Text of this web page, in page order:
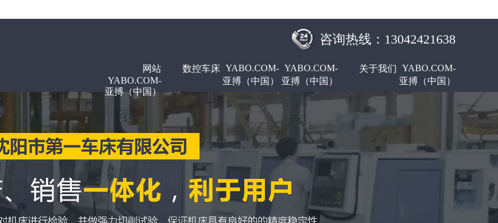
咨询热线：13042421638
网站
YABO.COM-
亚搏（中国）
数控车床 YABO.COM-
亚搏（中国）
YABO.COM-
亚搏（中国）
关于我们 YABO.COM-
亚搏（中国）